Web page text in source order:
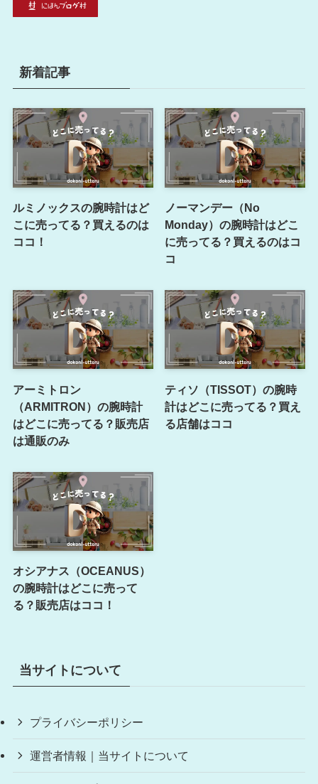
新着記事
ルミノックスの腕時計はど
こに売ってる？買えるのは
ココ！
ノーマンデー（No
Monday）の腕時計はどこ
に売ってる？買えるのはコ
コ
アーミトロン
（ARMITRON）の腕時計
はどこに売ってる？販売店
は通販のみ
ティソ（TISSOT）の腕時
計はどこに売ってる？買え
る店舗はココ
オシアナス（OCEANUS）
の腕時計はどこに売って
る？販売店はココ！
当サイトについて
プライバシーポリシー
運営者情報｜当サイトについて